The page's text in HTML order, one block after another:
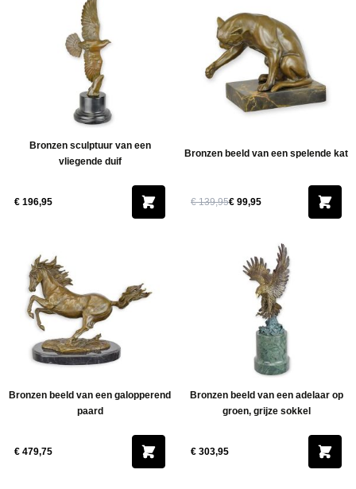
Bronzen sculptuur van een
vliegende duif
€ 196,95
Bronzen beeld van een spelende kat
€ 139,95€ 99,95
Bronzen beeld van een galopperend
paard
€ 479,75
Bronzen beeld van een adelaar op
groen, grijze sokkel
€ 303,95